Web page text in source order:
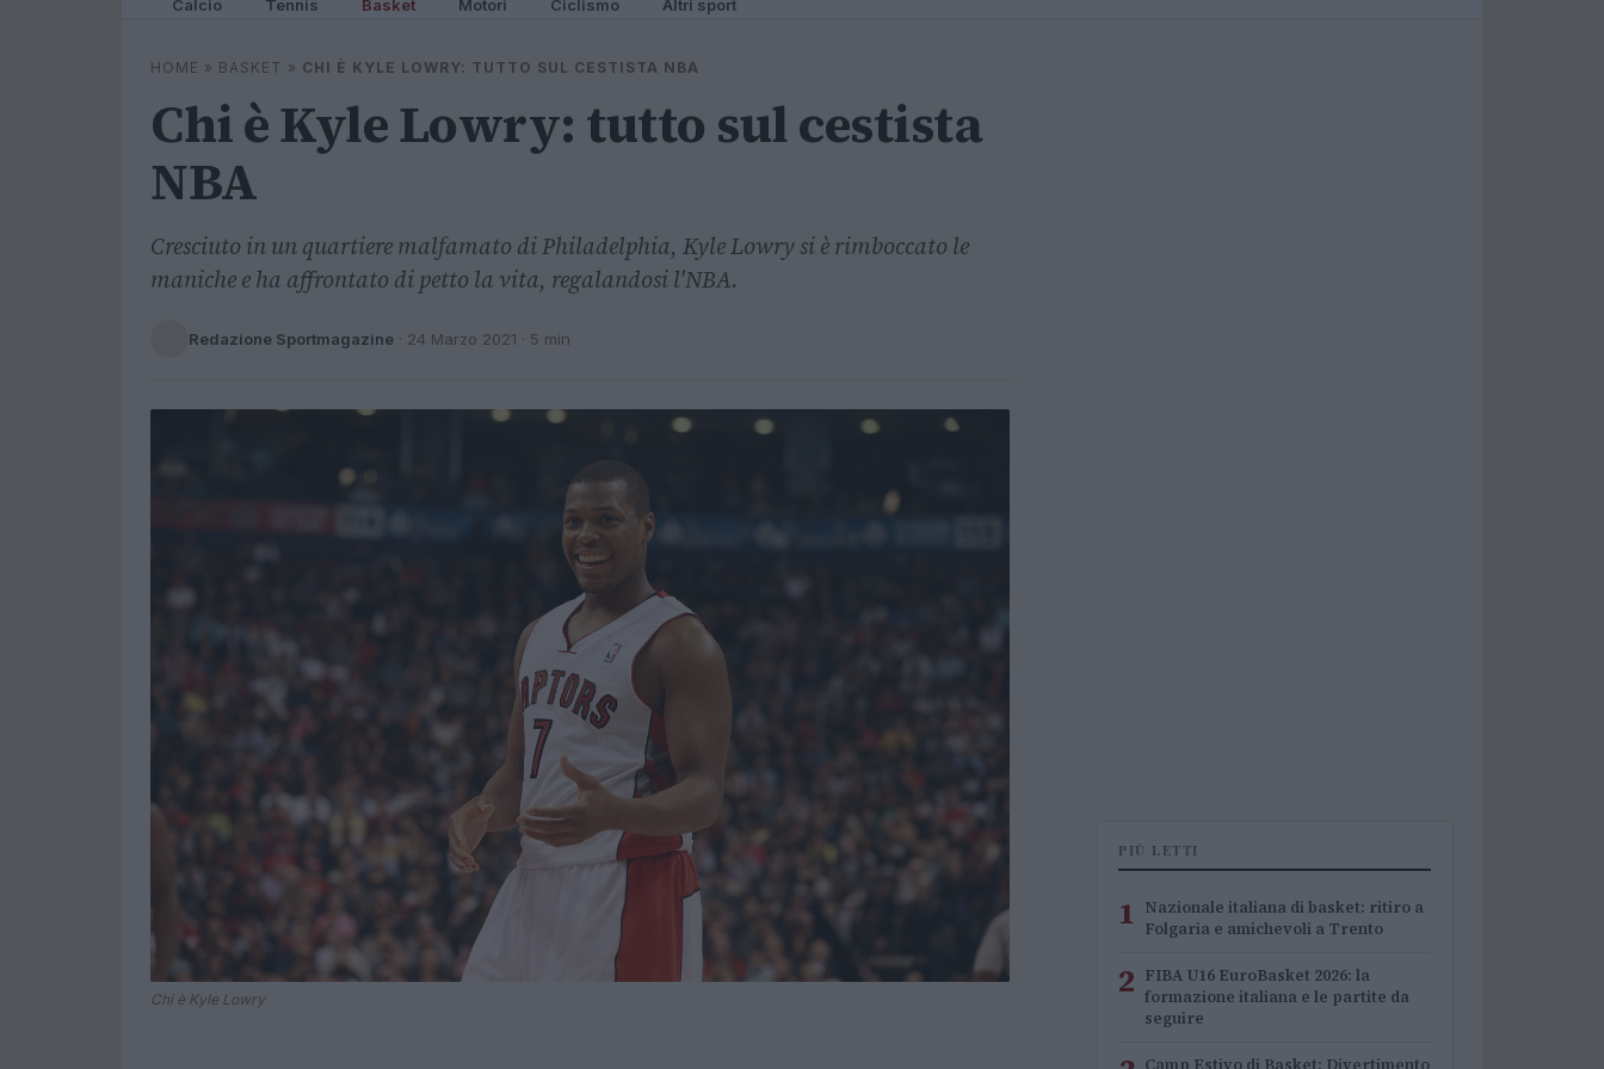
Calcio Tennis Basket Motori Ciclismo Altri sport
HOME » BASKET » CHI È KYLE LOWRY: TUTTO SUL CESTISTA NBA
Chi è Kyle Lowry: tutto sul cestista
NBA
Cresciuto in un quartiere malfamato di Philadelphia, Kyle Lowry si è rimboccato le
maniche e ha affrontato di petto la vita, regalandosi l'NBA.
Redazione Sportmagazine · 24 Marzo 2021 · 5 min
Chi è Kyle Lowry
PIÙ LETTI
1 Nazionale italiana di basket: ritiro a
Folgaria e amichevoli a Trento
2 FIBA U16 EuroBasket 2026: la
formazione italiana e le partite da
seguire
Camp Estivo di Basket: Divertimento